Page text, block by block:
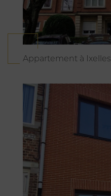
Appartement à Ixelles